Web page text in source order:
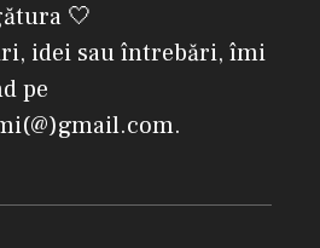
🤍
idei sau întrebări, îmi
pe